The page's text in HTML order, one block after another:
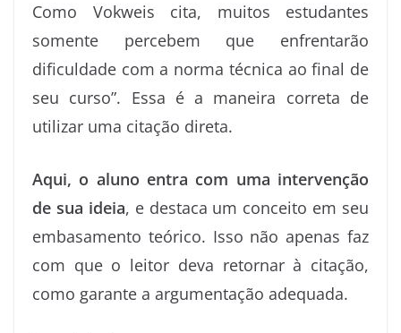
Como Vokweis cita, muitos estudantes
somente percebem que enfrentarão
dificuldade com a norma técnica ao final de
seu curso”. Essa é a maneira correta de
utilizar uma citação direta.
Aqui, o aluno entra com uma intervenção
de sua ideia, e destaca um conceito em seu
embasamento teórico. Isso não apenas faz
com que o leitor deva retornar à citação,
como garante a argumentação adequada.